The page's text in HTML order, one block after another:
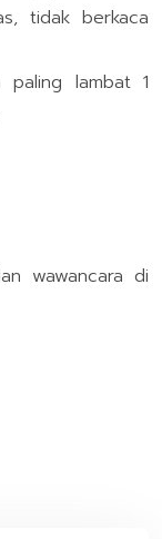
tidak berkaca
paling lambat 1
wawancara di